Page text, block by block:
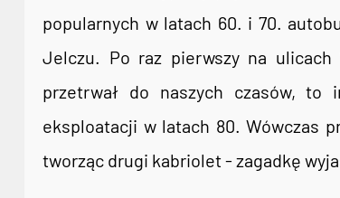
popularnych w latach 60. i 70.
Jelczu. Po raz pierwszy na ulicach
przetrwał do naszych czasów, to
eksploatacji w latach 80. Wówczas
tworząc drugi kabriolet - zagadkę